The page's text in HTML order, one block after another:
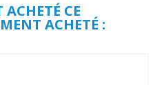
CE
ACHETÉ :